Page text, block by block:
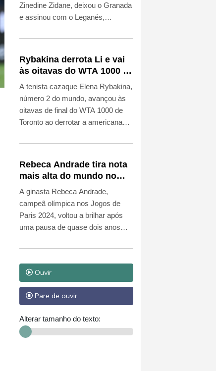
Zinedine Zidane, deixou o Granada
e assinou com o Leganés,
segunda divisão espanhola nesta
Rybakina derrota Li e vai
às oitavas do WTA 1000 de
Toronto
A tenista cazaque Elena Rybakina,
número 2 do mundo, avançou às
oitavas de final do WTA 1000 de
Toronto ao derrotar a americana
Rebeca Andrade tira nota
mais alta do mundo no
salto em 2026
A ginasta Rebeca Andrade,
campeã olímpica nos Jogos de
Paris 2024, voltou a brilhar após
uma pausa de quase dois anos
física: nesta sexta-feira (7), ela
tirou a nota mais alta do mundo em
2026 no salto, em sua participação
no Campeonato Brasileiro de
Ginástica Artística.
Ouvir
Pare de ouvir
Alterar tamanho do texto: